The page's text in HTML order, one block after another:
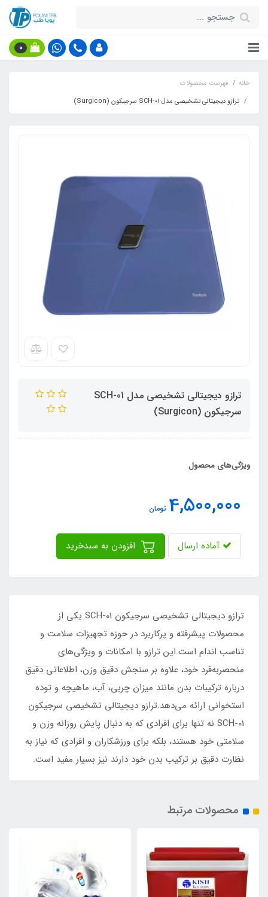
0
خانه
فهرست محصولات
ترازو دیجیتالی تشخیصی مدل SCH-01 سرجیکون (Surgicon)
ترازو دیجیتالی تشخیصی مدل SCH-01
سرجیکون (Surgicon)
ویژگی‌های محصول
4,500,000 تومان
آماده ارسال
ترازو دیجیتالی تشخیصی سرجیکون SCH-01 یکی از
محصولات پیشرفته و پرکاربرد در حوزه تجهیزات سلامت و
تناسب اندام است.این ترازو با امکانات و ویژگی‌های
منحصربه‌فرد خود، علاوه بر سنجش دقیق وزن، اطلاعاتی دقیق
درباره ترکیبات بدن مانند میزان چربی، آب، ماهیچه و توده
استخوانی ارائه می‌دهد.ترازو دیجیتالی تشخیصی سرجیکون
SCH-01 نه تنها برای افرادی که به دنبال پایش روزانه وزن و
سلامتی خود هستند، بلکه برای ورزشکاران و افرادی که نیاز به
نظارت دقیق بر ترکیب بدن خود دارند نیز بسیار مفید است.
محصولات مرتبط